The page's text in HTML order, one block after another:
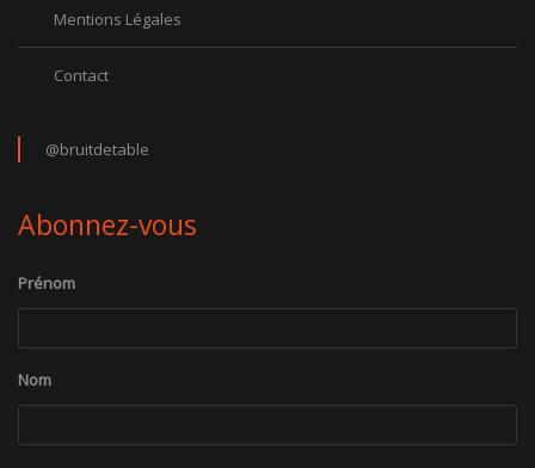
Mentions Légales
Contact
@bruitdetable
Abonnez-vous
Prénom
Nom